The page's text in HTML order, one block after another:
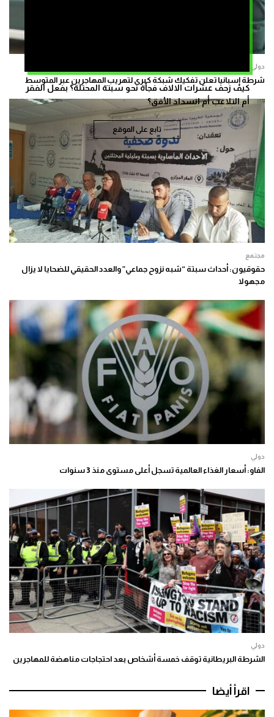
كيف زحف عشرات الالاف فجأة نحو سبتة المحتلة؟ بفعل الفقر
أم التلاعب أم انسداد الأفق؟
تابع على الموقع
دولي
شرطة إسبانيا تعلن تفكيك شبكة كبرى لتهريب المهاجرين عبر المتوسط
مجتمع
حقوقيون: أحداث سبتة “شبه نزوح جماعي” والعدد الحقيقي للضحايا لا يزال
مجهولا
دولي
الفاو: أسعار الغذاء العالمية تسجل أعلى مستوى منذ 3 سنوات
دولي
الشرطة البريطانية توقف خمسة أشخاص بعد احتجاجات مناهضة للمهاجرين
اقرأ أيضا